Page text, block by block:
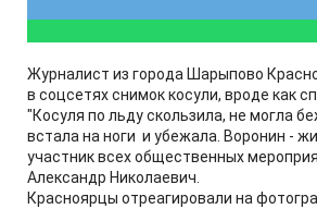
Журналист из города Шарыпово
в соцсетях снимок косули, вроде как
"Косуля по льду скользила, не могла
встала на ноги и убежала. Воронин -
участник всех общественных
Александр Николаевич.
Красноярцы отреагировали на